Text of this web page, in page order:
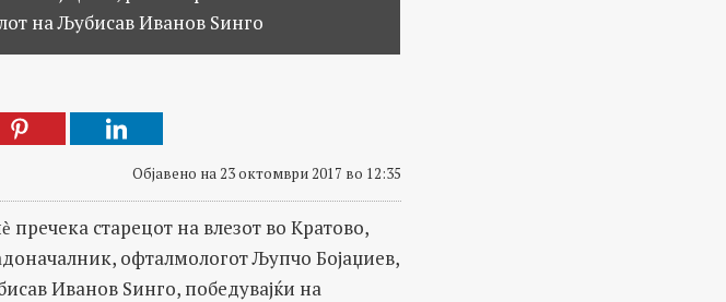
на Љубисав Иванов Ѕинго
Објавено на 23 октомври 2017 во 12:35
пречека старeцот на влезот во Кратово,
офталмологот Љупчо Бојаџиев,
Иванов Ѕинго, победувајќи на